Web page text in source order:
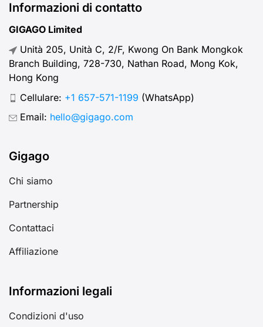
Informazioni di contatto
GIGAGO Limited
Unità 205, Unità C, 2/F, Kwong On Bank Mongkok
Branch Building, 728-730, Nathan Road, Mong Kok,
Hong Kong
Cellulare: +1 657-571-1199 (WhatsApp)
Email: hello@gigago.com
Gigago
Chi siamo
Partnership
Contattaci
Affiliazione
Informazioni legali
Condizioni d'uso